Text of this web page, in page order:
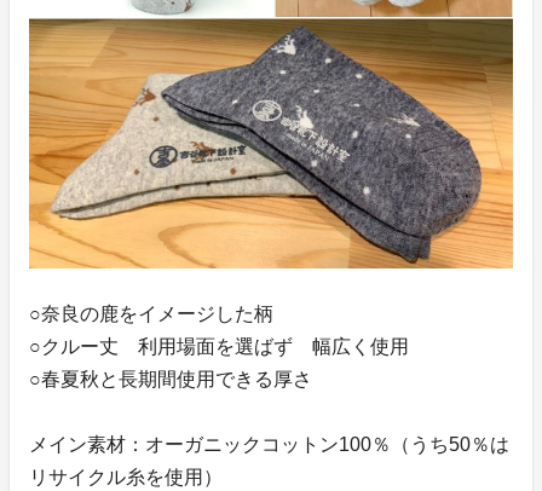
○奈良の鹿をイメージした柄
○クルー丈 利用場面を選ばず 幅広く使用
○春夏秋と長期間使用できる厚さ
メイン素材：オーガニックコットン100％（うち50％は
リサイクル糸を使用）